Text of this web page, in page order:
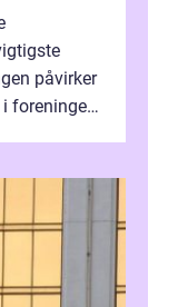
påvirker
foreningen